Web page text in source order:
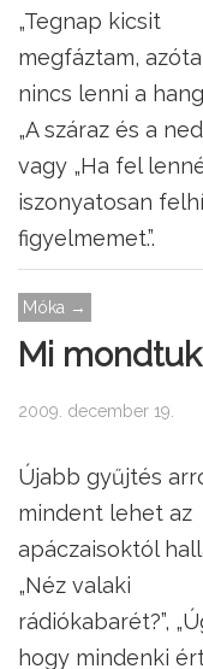
„Tegnap kicsit
megfáztam,
nincs lenni a
„A száraz és a
vagy „Ha fel
iszonyatosan
figyelmemet.”.
Móka →
Mi mondtuk
2009. december 19.
Újabb gyűjtés
mindent lehet az
apáczaisoktól
„Néz valaki
rádiókabarét?”,
hogy mindenki